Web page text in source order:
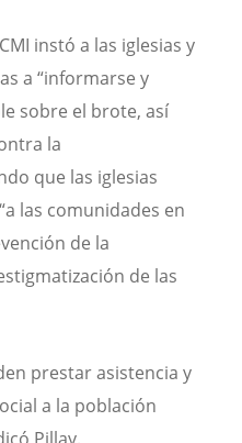
instó a las iglesias y
a “informarse y
sobre el brote, así
la
que las iglesias
las comunidades en
de la
de las
prestar asistencia y
a la población